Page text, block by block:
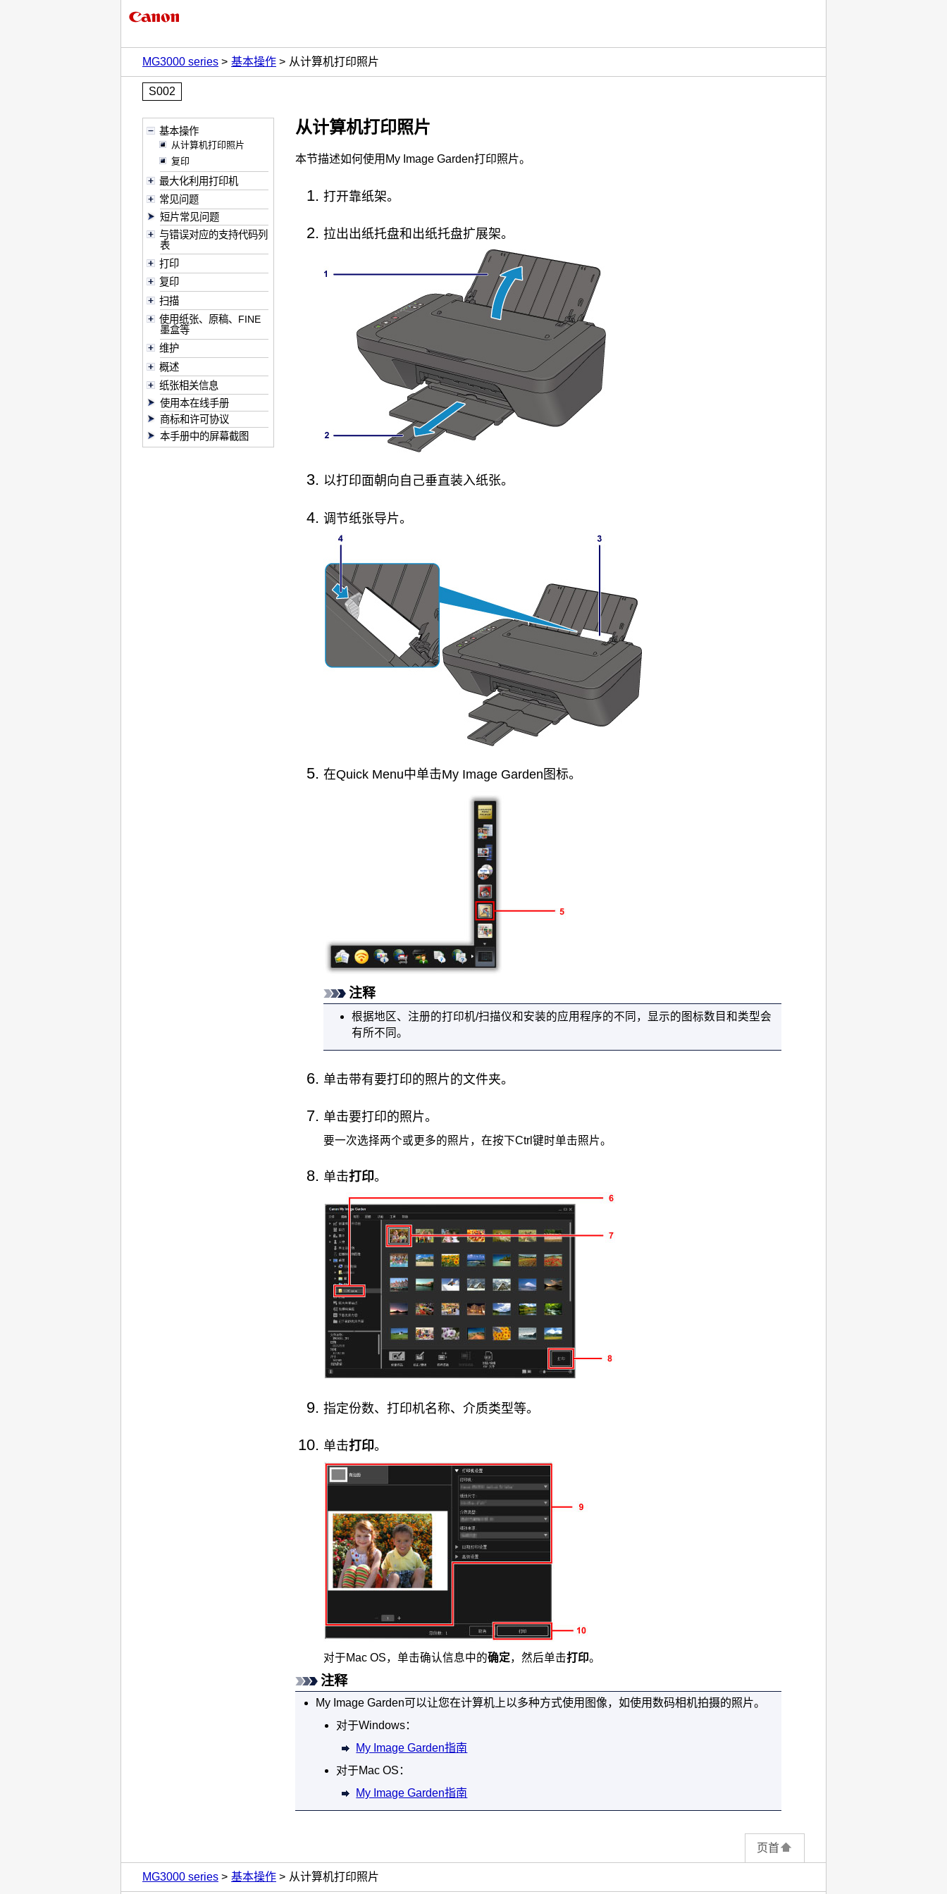
MG3000 series 基本操作 从计算机打印照片
S002
基本操作
从计算机打印照片
复印
最大化利用打印机
常见问题
短片常见问题
与错误对应的支持代码列
表
打印
复印
扫描
使用纸张、原稿、FINE
墨盒等
维护
概述
纸张相关信息
使用本在线手册
商标和许可协议
本手册中的屏幕截图
从计算机打印照片
本节描述如何使用 My Image Garden打印照片。
打开靠纸架。
拉出出纸托盘和 出纸托盘扩展架。
以打印面朝向自己垂直装入纸张。
调节纸张导片。
在Quick Menu中单击My Image Garden 图标。
注释
根据地区、注册的打印机/扫描仪和安装的应用程序的不同，显示的图标数目和类型会
有所不同。
单击带有要打印的照片的文件夹。
单击要打印的照片。
要一次选择两个或更多的照片，在按下Ctrl键时单击照片。
单击打印。
指定份数、 打印机名称、介质类型等。
单击打印。
对于Mac OS，单击确认信息中的确定，然后单击打印。
注释
My Image Garden可以让您在计算机上以多种方式使用图像，如使用数码相机拍摄的照片。
对于Windows：
My Image Garden指南
对于Mac OS ：
My Image Garden指南
页首
MG3000 series 基本操作 从计算机打印照片